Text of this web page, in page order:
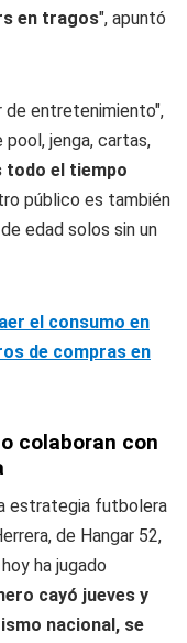
en tragos", apuntó
de entretenimiento",
jenga, cartas,
todo el tiempo
público es también
edad solos sin un
el consumo en
de compras en
colaboran con
estrategia futbolera
de Hangar 52,
ha jugado
cayó jueves y
nacional, se